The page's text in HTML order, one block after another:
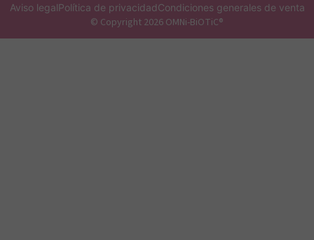
Aviso legalPolítica de privacidadCondiciones generales de venta
© Copyright 2026 OMNi-BiOTiC®